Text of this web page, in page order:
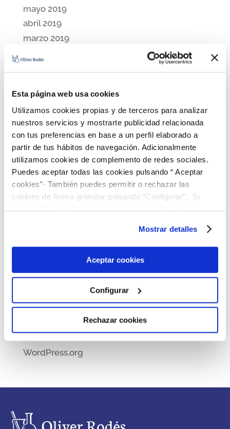
Esta página web usa cookies
Utilizamos cookies propias y de terceros para analizar
nuestros servicios y mostrarte publicidad relacionada
con tus preferencias en base a un perfil elaborado a
partir de tus hábitos de navegación. Adicionalmente
utilizamos cookies de complemento de redes sociales.
Puedes aceptar todas las cookies pulsando “ Aceptar
cookies”· También puedes permitir o rechazar las
cookies de forma granular pulsando “Configurar”. Si
pulsas “Rechazar cookies”, equivaldrá a rechazar la
son indispensables para que el sitio web funcione y que
por tanto no se pueden desactivar. Puedes consultar
más información en nuestraPolítica de Cookies
Mostrar detalles
Aceptar cookies
Configurar
Rechazar cookies
mayo 2019
abril 2019
marzo 2019
junio 2018
mayo 2018
marzo 2018
febrero 2018
diciembre 2017
octubre 2017
septiembre 2017
marzo 2017
enero 2017
Acceder
Feed de entradas
WordPress.org